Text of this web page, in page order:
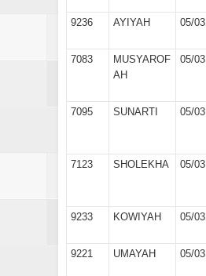
9236
AYIYAH 05/03
7083
MUSYAROF
AH
05/03
7095
SUNARTI 05/03
7123
SHOLEKHA 05/03
9233
KOWIYAH 05/03
9221
UMAYAH 05/03